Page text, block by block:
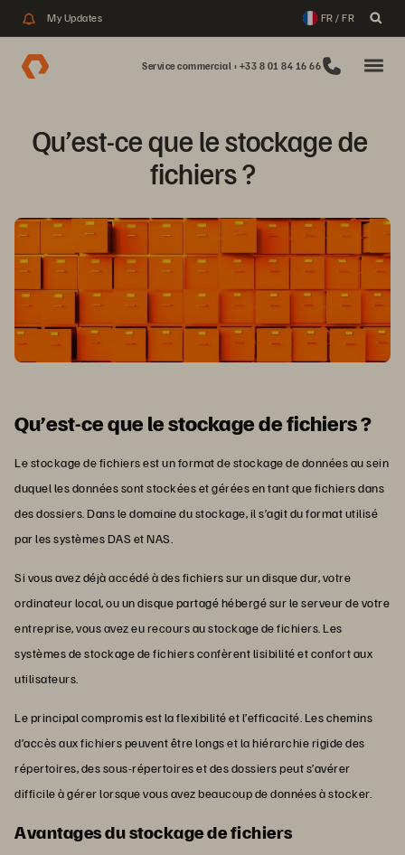
My Updates FR / FR
Service commercial : +33 8 01 84 16 66
Qu’est-ce que le stockage de
fichiers ?
Qu’est-ce que le stockage de fichiers ?
Le stockage de fichiers est un format de stockage de données au sein
duquel les données sont stockées et gérées en tant que fichiers dans
des dossiers. Dans le domaine du stockage, il s’agit du format utilisé
par les systèmes DAS et NAS.
Si vous avez déjà accédé à des fichiers sur un disque dur, votre
ordinateur local, ou un disque partagé hébergé sur le serveur de votre
entreprise, vous avez eu recours au stockage de fichiers. Les
systèmes de stockage de fichiers confèrent lisibilité et confort aux
utilisateurs.
Le principal compromis est la flexibilité et l’efficacité. Les chemins
d’accès aux fichiers peuvent être longs et la hiérarchie rigide des
répertoires, des sous-répertoires et des dossiers peut s’avérer
difficile à gérer lorsque vous avez beaucoup de données à stocker.
Avantages du stockage de fichiers